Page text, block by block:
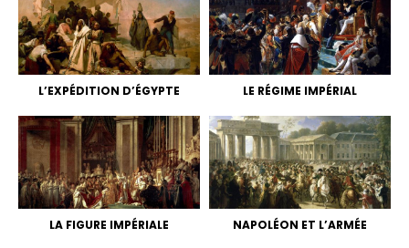
L’EXPÉDITION D’ÉGYPTE LE RÉGIME IMPÉRIAL
LA FIGURE IMPÉRIALE NAPOLÉON ET L’ARMÉE